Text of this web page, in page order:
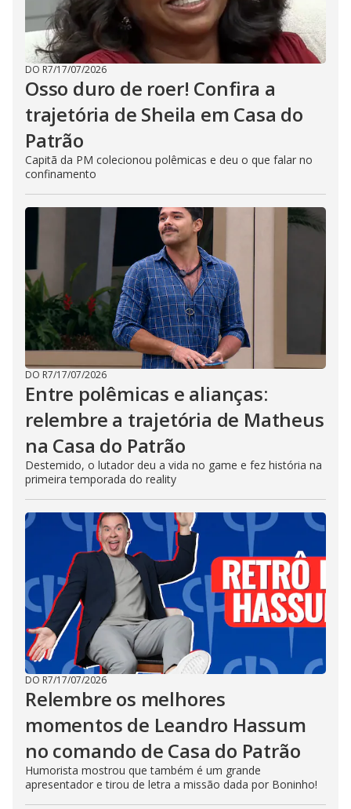
DO R7/17/07/2026
Osso duro de roer! Confira a
trajetória de Sheila em Casa do
Patrão
Capitã da PM colecionou polêmicas e deu o que falar no
confinamento
DO R7/17/07/2026
Entre polêmicas e alianças:
relembre a trajetória de Matheus
na Casa do Patrão
Destemido, o lutador deu a vida no game e fez história na
primeira temporada do reality
DO R7/17/07/2026
Relembre os melhores
momentos de Leandro Hassum
no comando de Casa do Patrão
Humorista mostrou que também é um grande
apresentador e tirou de letra a missão dada por Boninho!